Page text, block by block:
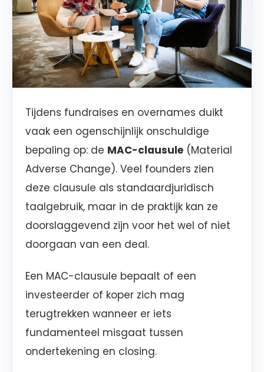
Tijdens fundraises en overnames duikt
vaak een ogenschijnlijk onschuldige
bepaling op: de MAC-clausule (Material
Adverse Change). Veel founders zien
deze clausule als standaardjuridisch
taalgebruik, maar in de praktijk kan ze
doorslaggevend zijn voor het wel of niet
doorgaan van een deal.
Een MAC-clausule bepaalt of een
investeerder of koper zich mag
terugtrekken wanneer er iets
fundamenteel misgaat tussen
ondertekening en closing.